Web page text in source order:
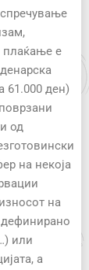
плаќање е
61.000 ден)
од
на некоја
на
или
а